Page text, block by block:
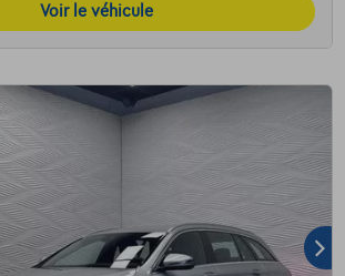
Voir le véhicule